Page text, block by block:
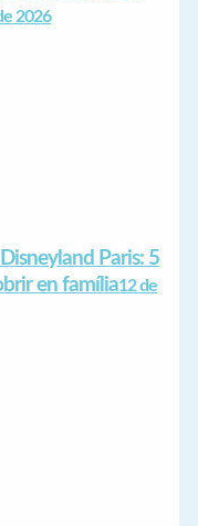
2026
Paris: 5
en família12 de